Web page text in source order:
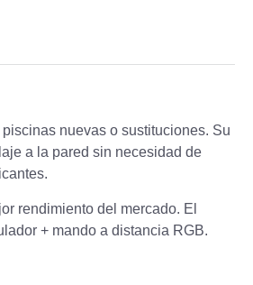
nuevas o sustituciones. Su
a la pared sin necesidad de
rendimiento del mercado. El
+ mando a distancia RGB.